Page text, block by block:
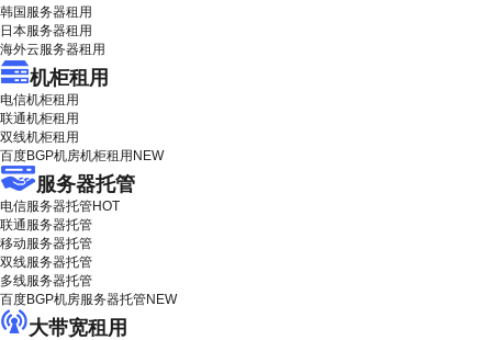
韩国服务器租用
日本服务器租用
海外云服务器租用
机柜租用
电信机柜租用
联通机柜租用
双线机柜租用
百度BGP机房机柜租用 NEW
服务器托管
电信服务器托管HOT
联通服务器托管
移动服务器托管
双线服务器托管
多线服务器托管
百度BGP机房服务器托管NEW
大带宽租用